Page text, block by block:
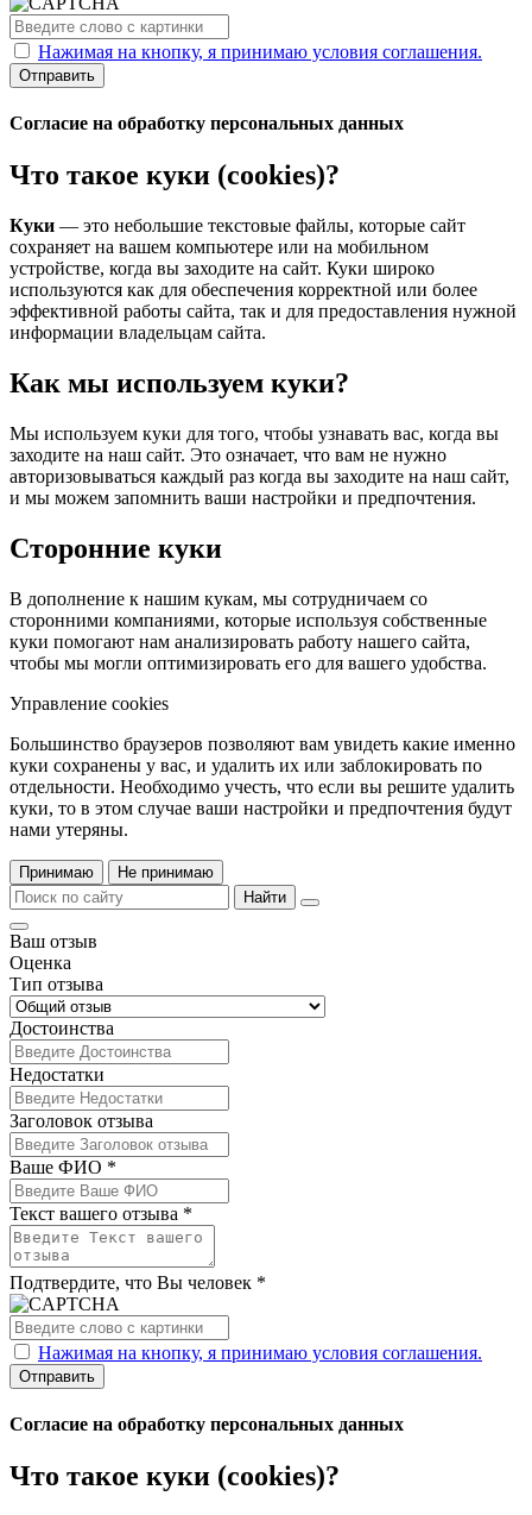
Нажимая на кнопку, я принимаю условия соглашения.
Отправить
Согласие на обработку персональных данных
Что такое куки (cookies)?
Куки — это небольшие текстовые файлы, которые сайт
сохраняет на вашем компьютере или на мобильном
устройстве, когда вы заходите на сайт. Куки широко
используются как для обеспечения корректной или более
эффективной работы сайта, так и для предоставления нужной
информации владельцам сайта.
Как мы используем куки?
Мы используем куки для того, чтобы узнавать вас, когда вы
заходите на наш сайт. Это означает, что вам не нужно
авторизовываться каждый раз когда вы заходите на наш сайт,
и мы можем запомнить ваши настройки и предпочтения.
Сторонние куки
В дополнение к нашим кукам, мы сотрудничаем со
сторонними компаниями, которые используя собственные
куки помогают нам анализировать работу нашего сайта,
чтобы мы могли оптимизировать его для вашего удобства.
Управление cookies
Большинство браузеров позволяют вам увидеть какие именно
куки сохранены у вас, и удалить их или заблокировать по
отдельности. Необходимо учесть, что если вы решите удалить
куки, то в этом случае ваши настройки и предпочтения будут
нами утеряны.
Принимаю
Не принимаю
Найти
Ваш отзыв
Оценка
Тип отзыва
Достоинства
Недостатки
Заголовок отзыва
Ваше ФИО *
Текст вашего отзыва *
Подтвердите, что Вы человек *
Нажимая на кнопку, я принимаю условия соглашения.
Отправить
Согласие на обработку персональных данных
Что такое куки (cookies)?